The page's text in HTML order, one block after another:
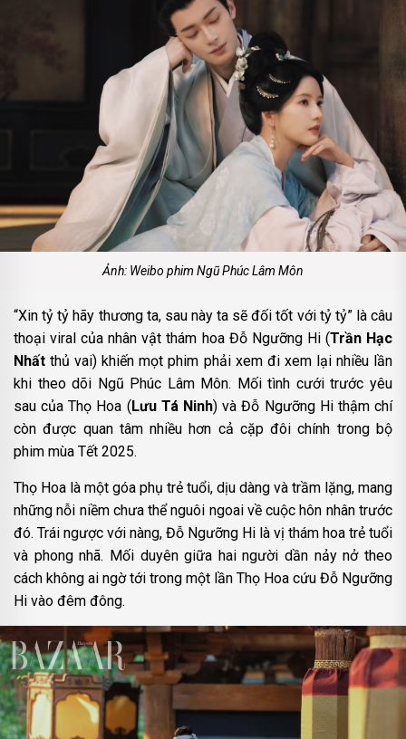
Ảnh: Weibo phim Ngũ Phúc Lâm Môn
“Xin tỷ tỷ hãy thương ta, sau này ta sẽ đối tốt với tỷ tỷ” là câu
thoại viral của nhân vật thám hoa Đỗ Ngưỡng Hi (Trần Hạc
Nhất thủ vai) khiến mọt phim phải xem đi xem lại nhiều lần
khi theo dõi Ngũ Phúc Lâm Môn. Mối tình cưới trước yêu
sau của Thọ Hoa ( Lưu Tá Ninh) và Đỗ Ngưỡng Hi thậm chí
còn được quan tâm nhiều hơn cả cặp đôi chính trong bộ
phim mùa Tết 2025.
Thọ Hoa là một góa phụ trẻ tuổi, dịu dàng và trầm lặng, mang
những nỗi niềm chưa thể nguôi ngoai về cuộc hôn nhân trước
đó. Trái ngược với nàng, Đỗ Ngưỡng Hi là vị thám hoa trẻ tuổi
và phong nhã. Mối duyên giữa hai người dần nảy nở theo
cách không ai ngờ tới trong một lần Thọ Hoa cứu Đỗ Ngưỡng
Hi vào đêm đông.